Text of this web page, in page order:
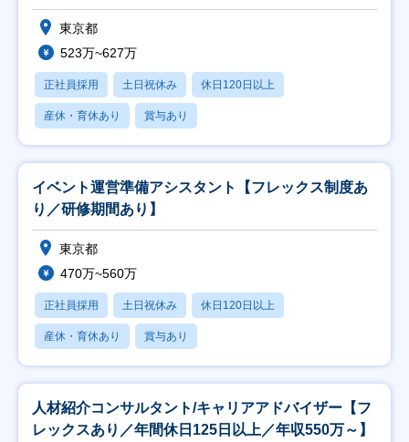
東京都
523万~627万
正社員採用 土日祝休み 休日120日以上
産休・育休あり 賞与あり
イベント運営準備アシスタント【フレックス制度あ
り／研修期間あり】
東京都
470万~560万
正社員採用 土日祝休み 休日120日以上
産休・育休あり 賞与あり
人材紹介コンサルタント/キャリアアドバイザー【フ
レックスあり／年間休日125日以上／年収550万～】